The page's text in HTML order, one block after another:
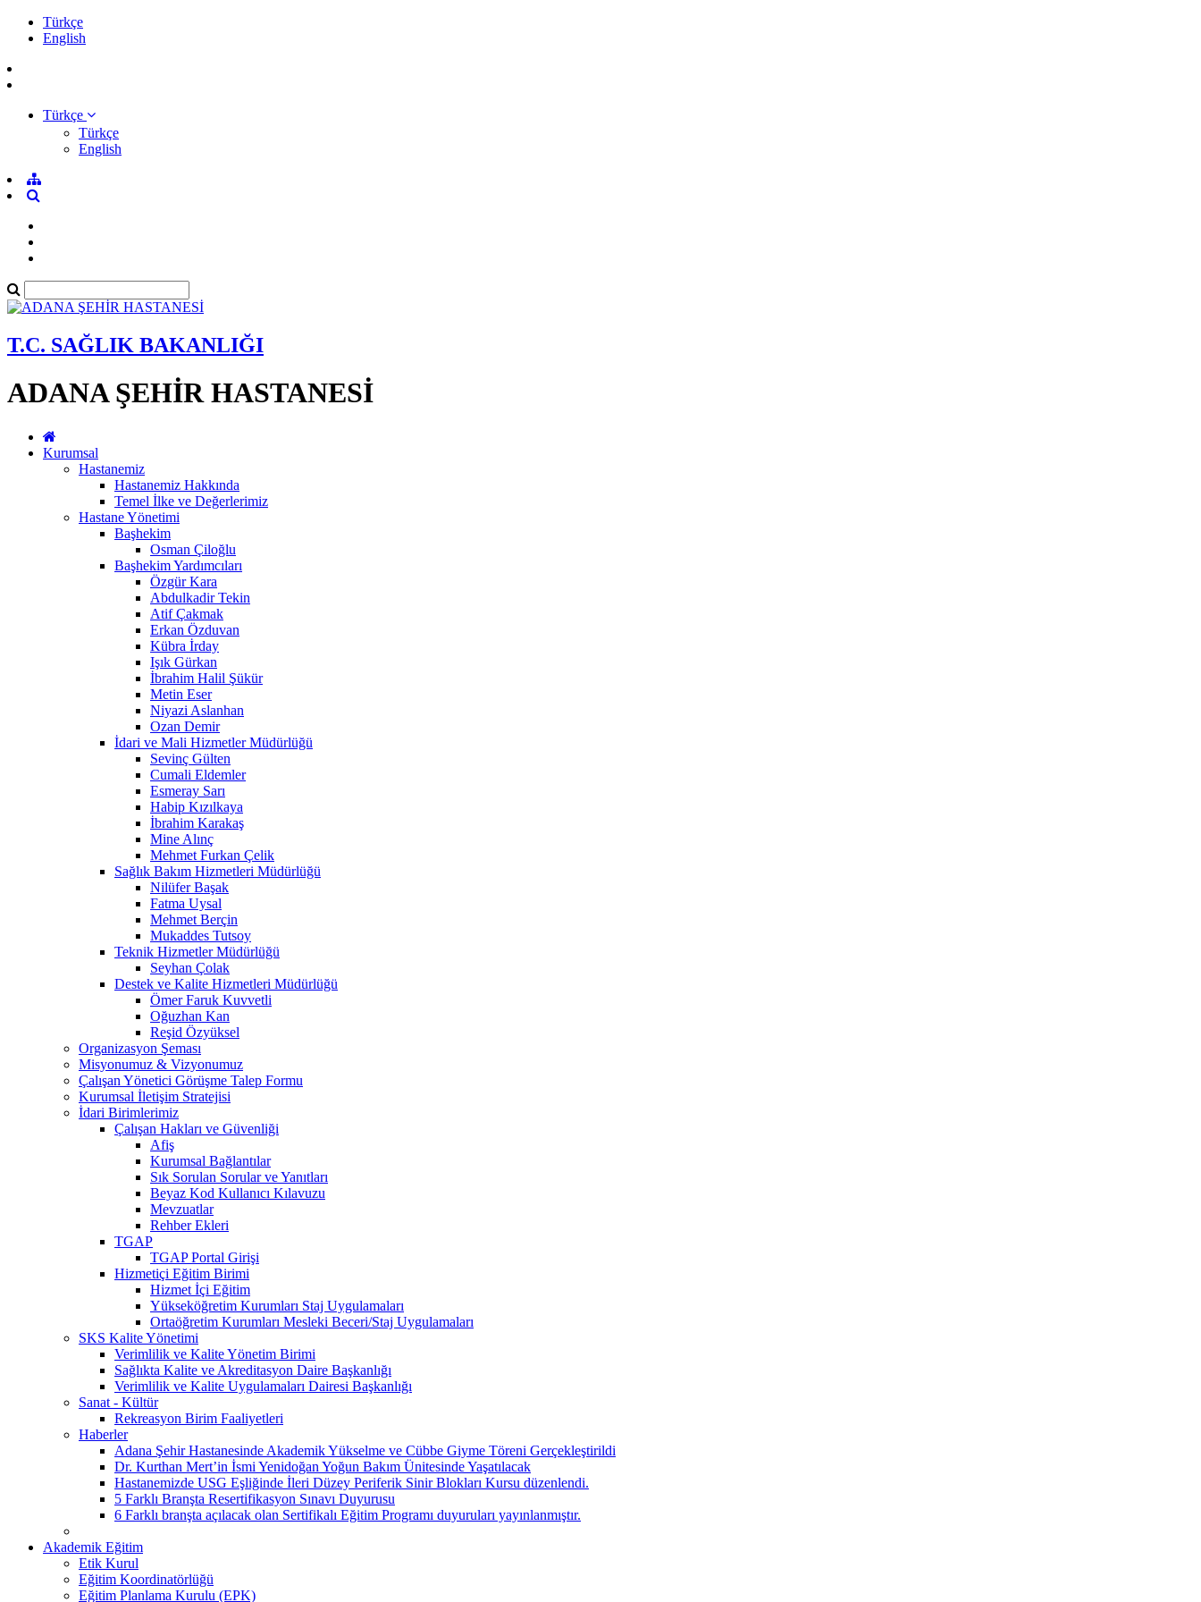
Türkçe
English
Türkçe
Türkçe
English
T.C. SAĞLIK BAKANLIĞI
ADANA ŞEHİR HASTANESİ
Kurumsal
Hastanemiz
Hastanemiz Hakkında
Temel İlke ve Değerlerimiz
Hastane Yönetimi
Başhekim
Osman Çiloğlu
Başhekim Yardımcıları
Özgür Kara
Abdulkadir Tekin
Atif Çakmak
Erkan Özduvan
Kübra İrday
Işık Gürkan
İbrahim Halil Şükür
Metin Eser
Niyazi Aslanhan
Ozan Demir
İdari ve Mali Hizmetler Müdürlüğü
Sevinç Gülten
Cumali Eldemler
Esmeray Sarı
Habip Kızılkaya
İbrahim Karakaş
Mine Alınç
Mehmet Furkan Çelik
Sağlık Bakım Hizmetleri Müdürlüğü
Nilüfer Başak
Fatma Uysal
Mehmet Berçin
Mukaddes Tutsoy
Teknik Hizmetler Müdürlüğü
Seyhan Çolak
Destek ve Kalite Hizmetleri Müdürlüğü
Ömer Faruk Kuvvetli
Oğuzhan Kan
Reşid Özyüksel
Organizasyon Şeması
Misyonumuz & Vizyonumuz
Çalışan Yönetici Görüşme Talep Formu
Kurumsal İletişim Stratejisi
İdari Birimlerimiz
Çalışan Hakları ve Güvenliği
Afiş
Kurumsal Bağlantılar
Sık Sorulan Sorular ve Yanıtları
Beyaz Kod Kullanıcı Kılavuzu
Mevzuatlar
Rehber Ekleri
TGAP
TGAP Portal Girişi
Hizmetiçi Eğitim Birimi
Hizmet İçi Eğitim
Yükseköğretim Kurumları Staj Uygulamaları
Ortaöğretim Kurumları Mesleki Beceri/Staj Uygulamaları
SKS Kalite Yönetimi
Verimlilik ve Kalite Yönetim Birimi
Sağlıkta Kalite ve Akreditasyon Daire Başkanlığı
Verimlilik ve Kalite Uygulamaları Dairesi Başkanlığı
Sanat - Kültür
Rekreasyon Birim Faaliyetleri
Haberler
Adana Şehir Hastanesinde Akademik Yükselme ve Cübbe Giyme Töreni Gerçekleştirildi
Dr. Kurthan Mert’in İsmi Yenidoğan Yoğun Bakım Ünitesinde Yaşatılacak
Hastanemizde USG Eşliğinde İleri Düzey Periferik Sinir Blokları Kursu düzenlendi.
5 Farklı Branşta Resertifikasyon Sınavı Duyurusu
6 Farklı branşta açılacak olan Sertifikalı Eğitim Programı duyuruları yayınlanmıştır.
Akademik Eğitim
Etik Kurul
Eğitim Koordinatörlüğü
Eğitim Planlama Kurulu (EPK)